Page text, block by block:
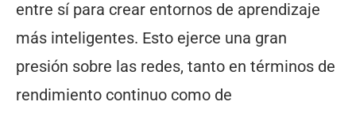
entre sí para crear entornos de aprendizaje
más inteligentes. Esto ejerce una gran
presión sobre las redes, tanto en términos de
rendimiento continuo como de